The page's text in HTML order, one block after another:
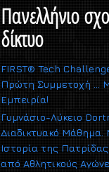
Πανελλήνιο
δίκτυο
FIRST® Tech
Πρώτη Συμμετοχή …
Εμπειρία!
Γυμνάσιο-Λύκειο
Διαδικτυακό Μάθημα.
Ιστορία της
από Αθλητικούς